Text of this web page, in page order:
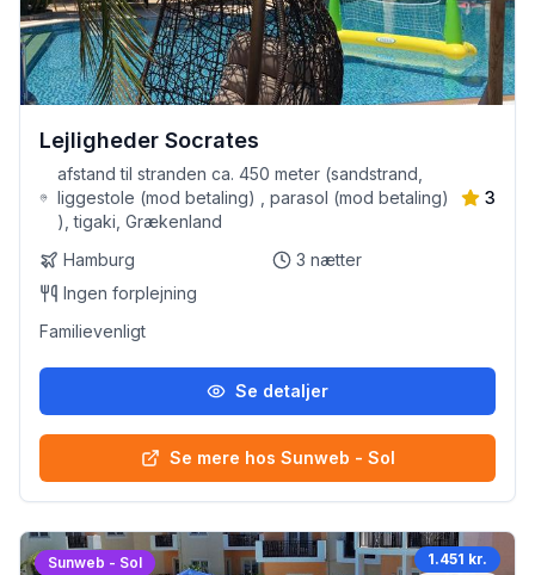
Lejligheder Socrates
afstand til stranden ca. 450 meter (sandstrand,
liggestole (mod betaling) , parasol (mod betaling)
), tigaki, Grækenland
3
Hamburg 3 nætter
Ingen forplejning
Familievenligt
Se detaljer
Se mere hos Sunweb - Sol
Sunweb - Sol
1.451 kr.